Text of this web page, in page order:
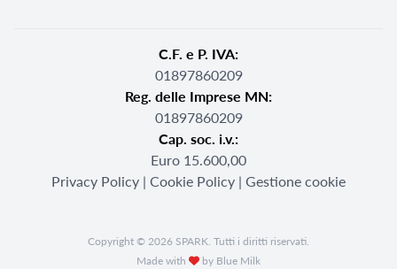
C.F. e P. IVA:
01897860209
Reg. delle Imprese MN:
01897860209
Cap. soc. i.v.:
Euro 15.600,00
Privacy Policy | Cookie Policy | Gestione cookie
Copyright © 2026 SPARK. Tutti i diritti riservati.
Made with
by Blue Milk